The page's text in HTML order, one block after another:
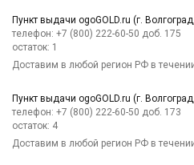
Пункт выдачи ogoGOLD.ru (г.
телефон: +7 (800) 222-60-50 доб. 175
остаток: 1
Доставим в любой регион РФ в
Пункт выдачи ogoGOLD.ru (г.
телефон: +7 (800) 222-60-50 доб. 173
остаток: 4
Доставим в любой регион РФ в